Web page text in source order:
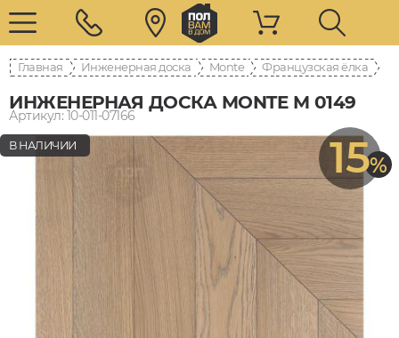
Главная Инженерная доска Monte Французская ёлка
ИНЖЕНЕРНАЯ ДОСКА MONTE M 0149
Артикул: 10-011-07166
15%
В НАЛИЧИИ